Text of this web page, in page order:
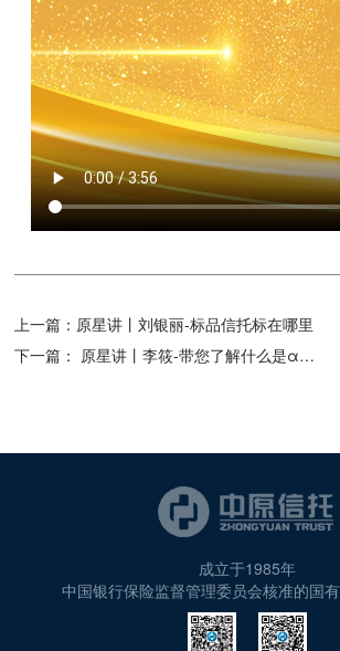
上一篇： 原星讲丨刘银丽-标品信托标在哪里
下一篇： 原星讲丨李筱-带您了解什么是α收益和β收益
成立于1985年
中国银行保险监督管理委员会核准的国